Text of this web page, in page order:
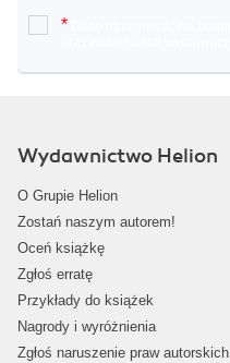
*
Wydawnictwo Helion
O Grupie Helion
Zostań naszym autorem!
Oceń książkę
Zgłoś erratę
Przykłady do książek
Nagrody i wyróżnienia
Zgłoś naruszenie praw autorskich